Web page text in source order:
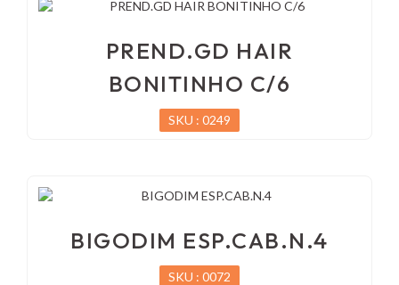
PREND.GD HAIR
BONITINHO C/6
SKU : 0249
BIGODIM ESP.CAB.N.4
SKU : 0072